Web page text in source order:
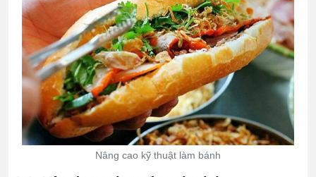
Nâng cao kỹ thuật làm bánh